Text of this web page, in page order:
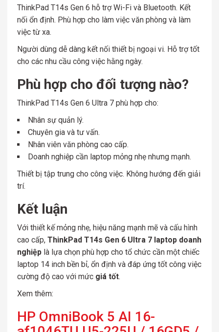
ThinkPad T14s Gen 6 hỗ trợ Wi-Fi và Bluetooth. Kết
nối ổn định. Phù hợp cho làm việc văn phòng và làm
việc từ xa.
Người dùng dễ dàng kết nối thiết bị ngoại vi. Hỗ trợ tốt
cho các nhu cầu công việc hằng ngày.
Phù hợp cho đối tượng nào?
ThinkPad T14s Gen 6 Ultra 7 phù hợp cho:
Nhân sự quản lý.
Chuyên gia và tư vấn.
Nhân viên văn phòng cao cấp.
Doanh nghiệp cần laptop mỏng nhẹ nhưng mạnh.
Thiết bị tập trung cho công việc. Không hướng đến giải
trí.
Kết luận
Với thiết kế mỏng nhẹ, hiệu năng mạnh mẽ và cấu hình
cao cấp, ThinkPad T14s Gen 6 Ultra 7 laptop doanh
nghiệp là lựa chọn phù hợp cho tổ chức cần một chiếc
laptop 14 inch bền bỉ, ổn định và đáp ứng tốt công việc
cường độ cao với mức giá tốt.
Xem thêm:
HP OmniBook 5 AI 16-